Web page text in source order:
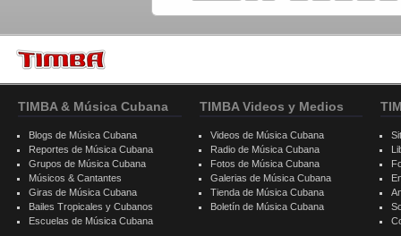
TIMBA & Música Cubana
Blogs de Música Cubana
Reportes de Música Cubana
Grupos de Música Cubana
Músicos & Cantantes
Giras de Música Cubana
Bailes Tropicales y Cubanos
Escuelas de Música Cubana
TIMBA Videos y Medios
Videos de Música Cubana
Radio de Música Cubana
Fotos de Música Cubana
Galerias de Música Cubana
Tienda de Música Cubana
Boletín de Música Cubana